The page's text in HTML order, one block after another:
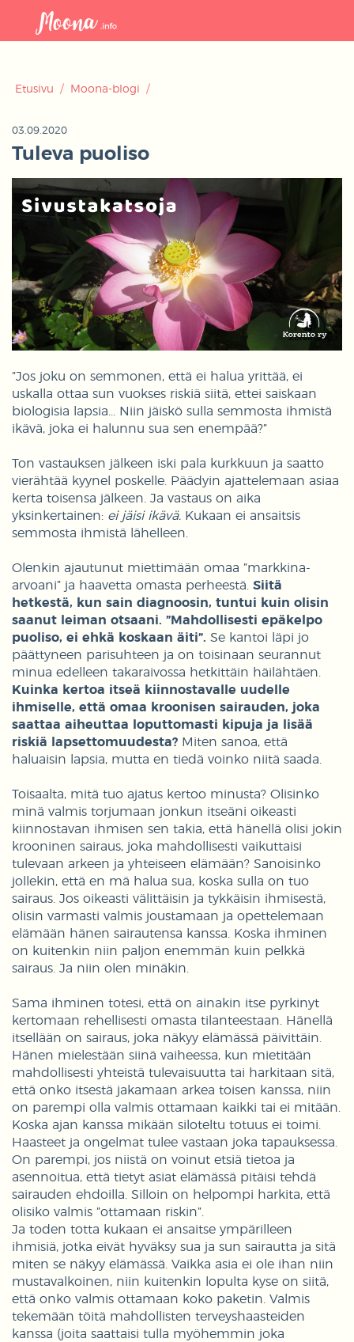
Etusivu / Moona-blogi /
03.09.2020
Tuleva puoliso
”Jos joku on semmonen, että ei halua yrittää, ei
uskalla ottaa sun vuokses riskiä siitä, ettei saiskaan
biologisia lapsia... Niin jäiskö sulla semmosta ihmistä
ikävä, joka ei halunnu sua sen enempää?”
Ton vastauksen jälkeen iski pala kurkkuun ja saatto
vierähtää kyynel poskelle. Päädyin ajattelemaan asiaa
kerta toisensa jälkeen. Ja vastaus on aika
yksinkertainen: ei jäisi ikävä. Kukaan ei ansaitsis
semmosta ihmistä lähelleen.
Olenkin ajautunut miettimään omaa ”markkina-
arvoani” ja haavetta omasta perheestä. Siitä
hetkestä, kun sain diagnoosin, tuntui kuin olisin
saanut leiman otsaani. ”Mahdollisesti epäkelpo
puoliso, ei ehkä koskaan äiti”. Se kantoi läpi jo
päättyneen parisuhteen ja on toisinaan seurannut
minua edelleen takaraivossa hetkittäin häilähtäen.
Kuinka kertoa itseä kiinnostavalle uudelle
ihmiselle, että omaa kroonisen sairauden, joka
saattaa aiheuttaa loputtomasti kipuja ja lisää
riskiä lapsettomuudesta? Miten sanoa, että
haluaisin lapsia, mutta en tiedä voinko niitä saada.
Toisaalta, mitä tuo ajatus kertoo minusta? Olisinko
minä valmis torjumaan jonkun itseäni oikeasti
kiinnostavan ihmisen sen takia, että hänellä olisi jokin
krooninen sairaus, joka mahdollisesti vaikuttaisi
tulevaan arkeen ja yhteiseen elämään? Sanoisinko
jollekin, että en mä halua sua, koska sulla on tuo
sairaus. Jos oikeasti välittäisin ja tykkäisin ihmisestä,
olisin varmasti valmis joustamaan ja opettelemaan
elämään hänen sairautensa kanssa. Koska ihminen
on kuitenkin niin paljon enemmän kuin pelkkä
sairaus. Ja niin olen minäkin.
Sama ihminen totesi, että on ainakin itse pyrkinyt
kertomaan rehellisesti omasta tilanteestaan. Hänellä
itsellään on sairaus, joka näkyy elämässä päivittäin.
Hänen mielestään siinä vaiheessa, kun mietitään
mahdollisesti yhteistä tulevaisuutta tai harkitaan sitä,
että onko itsestä jakamaan arkea toisen kanssa, niin
on parempi olla valmis ottamaan kaikki tai ei mitään.
Koska ajan kanssa mikään siloteltu totuus ei toimi.
Haasteet ja ongelmat tulee vastaan joka tapauksessa.
On parempi, jos niistä on voinut etsiä tietoa ja
asennoitua, että tietyt asiat elämässä pitäisi tehdä
sairauden ehdoilla. Silloin on helpompi harkita, että
olisiko valmis ”ottamaan riskin”.
Ja toden totta kukaan ei ansaitse ympärilleen
ihmisiä, jotka eivät hyväksy sua ja sun sairautta ja sitä
miten se näkyy elämässä. Vaikka asia ei ole ihan niin
mustavalkoinen, niin kuitenkin lopulta kyse on siitä,
että onko valmis ottamaan koko paketin. Valmis
tekemään töitä mahdollisten terveyshaasteiden
kanssa (joita saattaisi tulla myöhemmin joka